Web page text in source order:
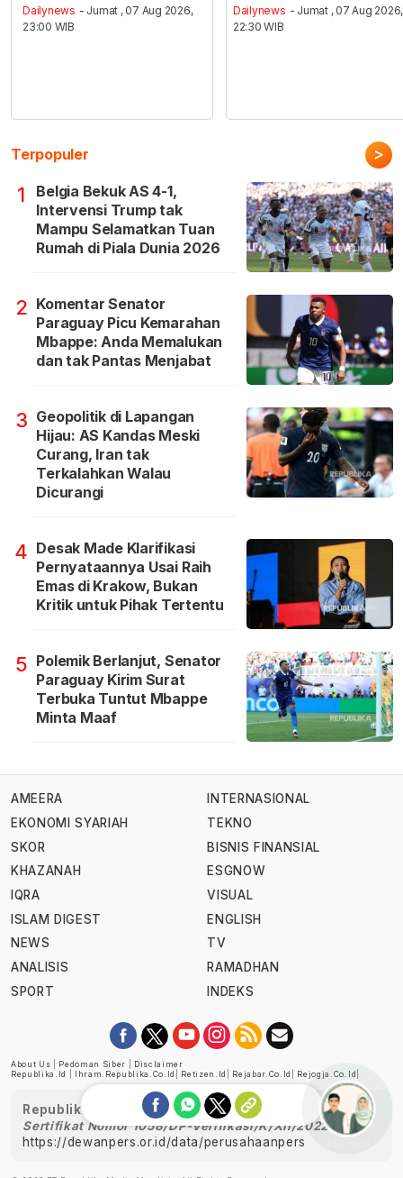
Dailynews - Jumat , 07 Aug 2026,
23:00 WIB
Dailynews - Jumat , 07 Aug 2026,
22:30 WIB
Terpopuler >
1
Belgia Bekuk AS 4-1,
Intervensi Trump tak
Mampu Selamatkan Tuan
Rumah di Piala Dunia 2026
2 Komentar Senator
Paraguay Picu Kemarahan
Mbappe: Anda Memalukan
dan tak Pantas Menjabat
3 Geopolitik di Lapangan
Hijau: AS Kandas Meski
Curang, Iran tak
Terkalahkan Walau
Dicurangi
4 Desak Made Klarifikasi
Pernyataannya Usai Raih
Emas di Krakow, Bukan
Kritik untuk Pihak Tertentu
5 Polemik Berlanjut, Senator
Paraguay Kirim Surat
Terbuka Tuntut Mbappe
Minta Maaf
AMEERA
EKONOMI SYARIAH
SKOR
KHAZANAH
IQRA
ISLAM DIGEST
NEWS
ANALISIS
SPORT
INTERNASIONAL
TEKNO
BISNIS FINANSIAL
ESGNOW
VISUAL
ENGLISH
TV
RAMADHAN
INDEKS
About Us Pedoman Siber
Disclaimer
Republika.id
Ihram.republika.co.id Retizen.id Rejabar.co.id Rejogja.co.id
Republika telah diverifikasi oleh Dewan Pers
Sertifikat Nomor 1058/DP-Verifikasi/K/XII/2022
https://dewanpers.or.id/data/perusahaanpers